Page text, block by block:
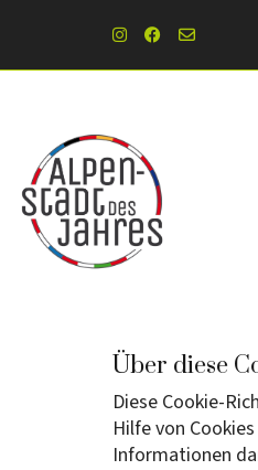
Über diese
Diese Cookie-
Hilfe von
Informationen